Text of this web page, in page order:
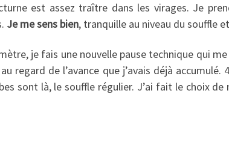
est assez traître dans les virages. Je
Je me sens bien, tranquille au niveau du souffle
je fais une nouvelle pause technique qui
regard de l’avance que j’avais déjà
sont là, le souffle régulier. J’ai fait le choix